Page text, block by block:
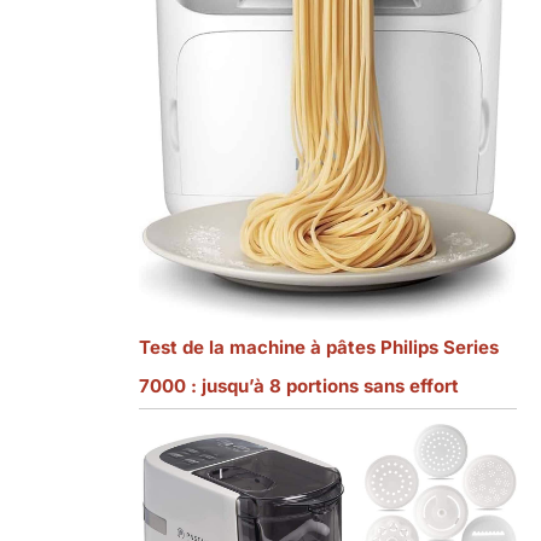
Test de la machine à pâtes Philips Series
7000 : jusqu’à 8 portions sans effort